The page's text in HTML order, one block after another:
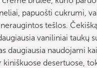
papuošti cukrumi,
tešlos.
vaniliniai taukų
daugiausia naudojami
kiniškuose desertuose,